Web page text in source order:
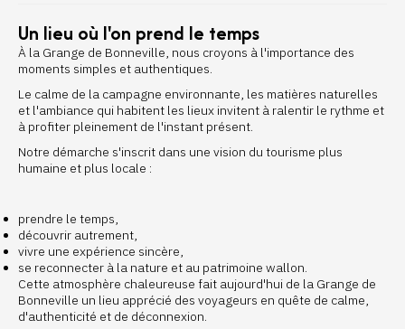
Un lieu où l'on prend le temps
À la Grange de Bonneville, nous croyons à l'importance des
moments simples et authentiques.
Le calme de la campagne environnante, les matières naturelles
et l'ambiance qui habitent les lieux invitent à ralentir le rythme et
à profiter pleinement de l'instant présent.
Notre démarche s'inscrit dans une vision du tourisme plus
humaine et plus locale :
prendre le temps,
découvrir autrement,
vivre une expérience sincère,
se reconnecter à la nature et au patrimoine wallon.
Cette atmosphère chaleureuse fait aujourd'hui de la Grange de
Bonneville un lieu apprécié des voyageurs en quête de calme,
d'authenticité et de déconnexion.